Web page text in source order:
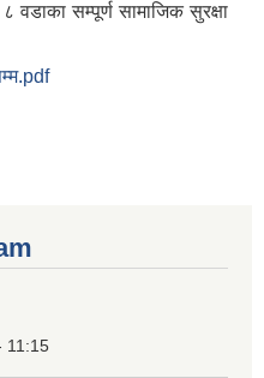
सम्पूर्ण सामाजिक सुरक्षा
11:15